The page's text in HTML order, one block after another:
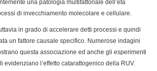
una patologia multifattoriale dell’età
di invecchiamento molecolare e cellulare.
in grado di accelerare detti processi e quindi
un fattore causale specifico. Numerose indagini
questa associazione ed anche gli esperimenti
evidenziano l’effetto catarattogenico della RUV.